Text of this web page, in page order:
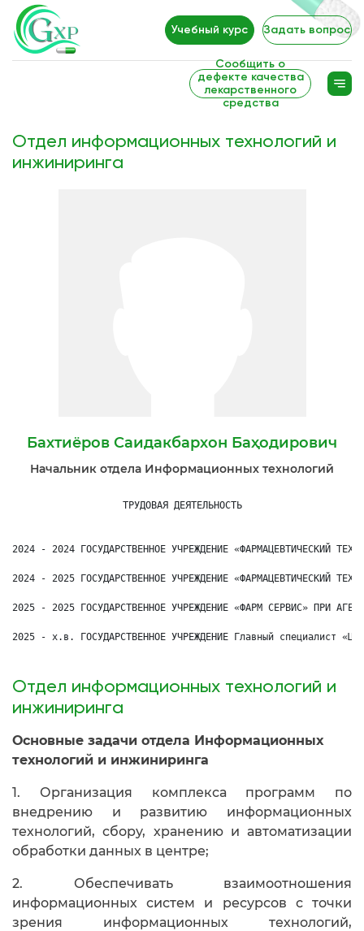
Учебный курс Задать вопрос
Сообщить о
дефекте качества
лекарственного
средства
Отдел информационных технологий и
инжиниринга
Бахтиёров Саидакбархон Баҳодирович
Начальник отдела Информационных технологий
ТРУДОВАЯ ДЕЯТЕЛЬНОСТЬ
2024 - 2024 ГОСУДАРСТВЕННОЕ УЧРЕЖДЕНИЕ «ФАРМАЦЕВТИЧЕСКИЙ
2024 - 2025 ГОСУДАРСТВЕННОЕ УЧРЕЖДЕНИЕ «ФАРМАЦЕВТИЧЕСКИЙ
2025 - 2025 ГОСУДАРСТВЕННОЕ УЧРЕЖДЕНИЕ «ФАРМ СЕРВИС» ПРИ
2025 - х.в. ГОСУДАРСТВЕННОЕ УЧРЕЖДЕНИЕ Главный специалист
Отдел информационных технологий и
инжиниринга
Основные задачи отдела Информационных
технологий и инжиниринга
1. Организация комплекса программ по
внедрению и развитию информационных
технологий, сбору, хранению и автоматизации
обработки данных в центре;
2. Обеспечивать взаимоотношения
информационных систем и ресурсов с точки
зрения информационных технологий,